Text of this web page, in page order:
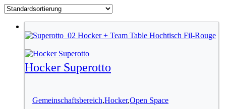
Hocker Superotto
Gemeinschaftsbereich,Hocker,Open Space